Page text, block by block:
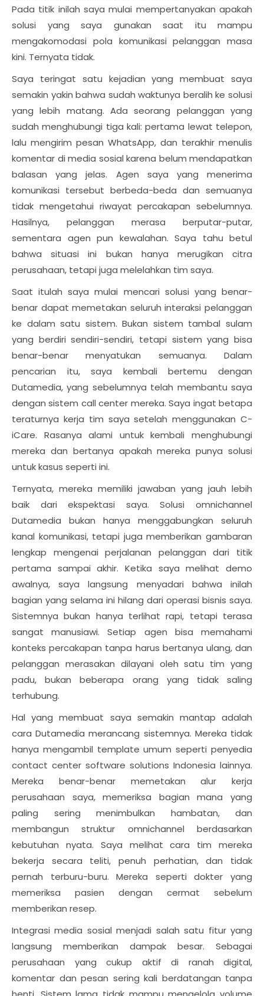
Pada titik inilah saya mulai mempertanyakan apakah
solusi yang saya gunakan saat itu mampu
mengakomodasi pola komunikasi pelanggan masa
kini. Ternyata tidak.
Saya teringat satu kejadian yang membuat saya
semakin yakin bahwa sudah waktunya beralih ke solusi
yang lebih matang. Ada seorang pelanggan yang
sudah menghubungi tiga kali: pertama lewat telepon,
lalu mengirim pesan WhatsApp, dan terakhir menulis
komentar di media sosial karena belum mendapatkan
balasan yang jelas. Agen saya yang menerima
komunikasi tersebut berbeda-beda dan semuanya
tidak mengetahui riwayat percakapan sebelumnya.
Hasilnya, pelanggan merasa berputar-putar,
sementara agen pun kewalahan. Saya tahu betul
bahwa situasi ini bukan hanya merugikan citra
perusahaan, tetapi juga melelahkan tim saya.
Saat itulah saya mulai mencari solusi yang benar-
benar dapat memetakan seluruh interaksi pelanggan
ke dalam satu sistem. Bukan sistem tambal sulam
yang berdiri sendiri-sendiri, tetapi sistem yang bisa
benar-benar menyatukan semuanya. Dalam
pencarian itu, saya kembali bertemu dengan
Dutamedia, yang sebelumnya telah membantu saya
dengan sistem call center mereka. Saya ingat betapa
teraturnya kerja tim saya setelah menggunakan C-
iCare. Rasanya alami untuk kembali menghubungi
mereka dan bertanya apakah mereka punya solusi
untuk kasus seperti ini.
Ternyata, mereka memiliki jawaban yang jauh lebih
baik dari ekspektasi saya. Solusi omnichannel
Dutamedia bukan hanya menggabungkan seluruh
kanal komunikasi, tetapi juga memberikan gambaran
lengkap mengenai perjalanan pelanggan dari titik
pertama sampai akhir. Ketika saya melihat demo
awalnya, saya langsung menyadari bahwa inilah
bagian yang selama ini hilang dari operasi bisnis saya.
Sistemnya bukan hanya terlihat rapi, tetapi terasa
sangat manusiawi. Setiap agen bisa memahami
konteks percakapan tanpa harus bertanya ulang, dan
pelanggan merasakan dilayani oleh satu tim yang
padu, bukan beberapa orang yang tidak saling
terhubung.
Hal yang membuat saya semakin mantap adalah
cara Dutamedia merancang sistemnya. Mereka tidak
hanya mengambil template umum seperti penyedia
contact center software solutions Indonesia lainnya.
Mereka benar-benar memetakan alur kerja
perusahaan saya, memeriksa bagian mana yang
paling sering menimbulkan hambatan, dan
membangun struktur omnichannel berdasarkan
kebutuhan nyata. Saya melihat cara tim mereka
bekerja secara teliti, penuh perhatian, dan tidak
pernah terburu-buru. Mereka seperti dokter yang
memeriksa pasien dengan cermat sebelum
memberikan resep.
Integrasi media sosial menjadi salah satu fitur yang
langsung memberikan dampak besar. Sebagai
perusahaan yang cukup aktif di ranah digital,
komentar dan pesan sering kali berdatangan tanpa